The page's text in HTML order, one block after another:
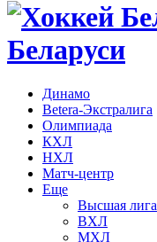
Беларуси
Динамо
Betera-Экстралига
Олимпиада
КХЛ
НХЛ
Матч-центр
Еще
Высшая лига
ВХЛ
МХЛ